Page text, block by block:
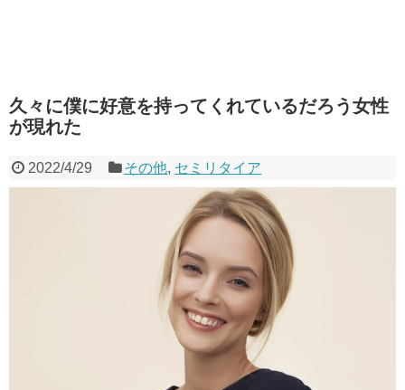
久々に僕に好意を持ってくれているだろう女性
が現れた
2022/4/29 その他, セミリタイア